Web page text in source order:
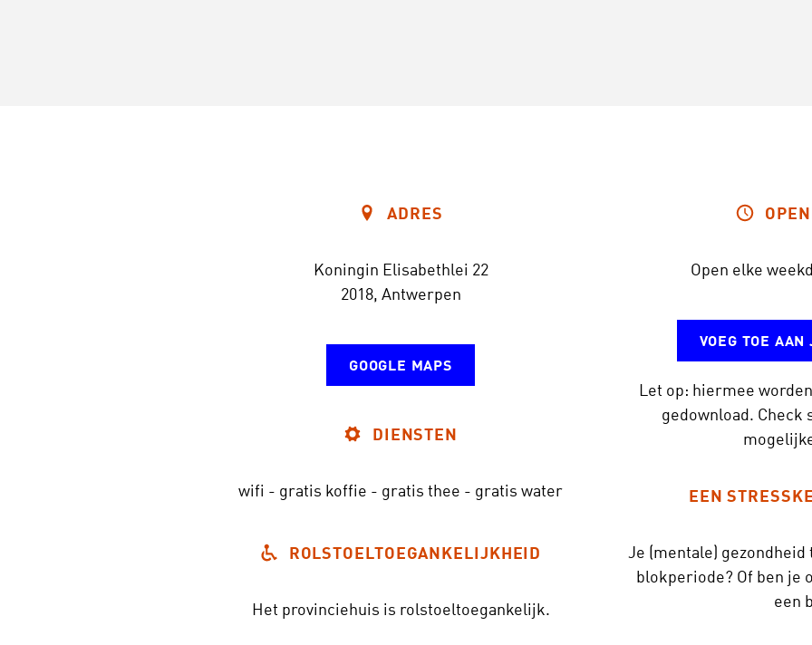
ADRES
Koningin Elisabethlei 22
2018, Antwerpen
GOOGLE MAPS
Open elke
VOEG TOE
Let op: hiermee
gedownload. Check
DIENSTEN
wifi - gratis koffie - gratis thee - gratis water
ROLSTOELTOEGANKELIJKHEID
Het provinciehuis is rolstoeltoegankelijk.
EEN
Je (mentale)
blokperiode? Of ben je
een